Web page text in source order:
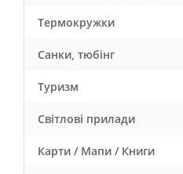
Термокружки
Санки, тюбінг
Туризм
Світлові прилади
Карти / Мапи / Книги